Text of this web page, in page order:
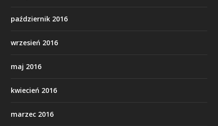
październik 2016
wrzesień 2016
maj 2016
kwiecień 2016
marzec 2016